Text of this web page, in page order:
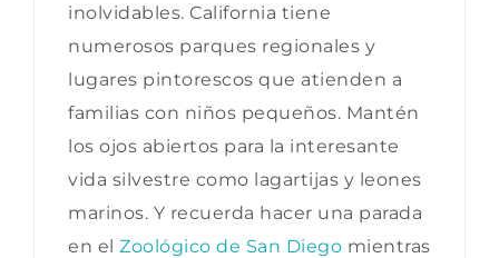
inolvidables. California tiene
numerosos parques regionales y
lugares pintorescos que atienden a
familias con niños pequeños. Mantén
los ojos abiertos para la interesante
vida silvestre como lagartijas y leones
marinos. Y recuerda hacer una parada
en el Zoológico de San Diego mientras